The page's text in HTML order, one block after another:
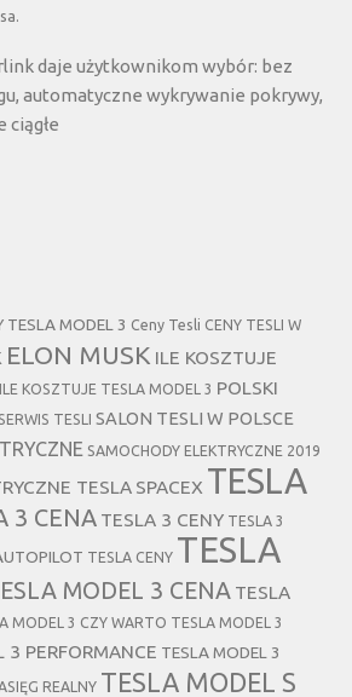
daje użytkownikom wybór: bez
automatyczne wykrywanie pokrywy,
ciągłe
TESLA MODEL 3 Ceny Tesli CENY TESLI W
ELON MUSK ILE KOSZTUJE
ILE KOSZTUJE TESLA MODEL 3 POLSKI
TESLI SALON TESLI W POLSCE
SAMOCHODY ELEKTRYCZNE 2019
TESLA SPACEX TESLA
3 CENA TESLA 3 CENY TESLA 3
TESLA CENY TESLA
MODEL 3 CENA TESLA
MODEL 3 CZY WARTO TESLA MODEL 3
3 PERFORMANCE TESLA MODEL 3
REALNY TESLA MODEL S